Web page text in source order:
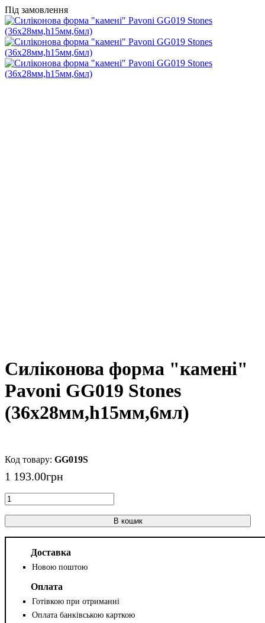
Під замовлення
Силіконова форма "камені"
Pavoni GG019 Stones
(36x28мм,h15мм,6мл)
GG019S
1 193.00грн
В кошик
Доставка
Новою поштою
Оплата
Готівкою при отриманні
Оплата банківською карткою